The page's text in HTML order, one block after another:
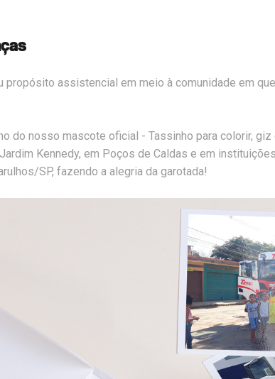
assistencial em meio à comunidade em
do nosso mascote oficial - Tassinho para colorir,
Kennedy, em Poços de Caldas e em
SP, fazendo a alegria da garotada!